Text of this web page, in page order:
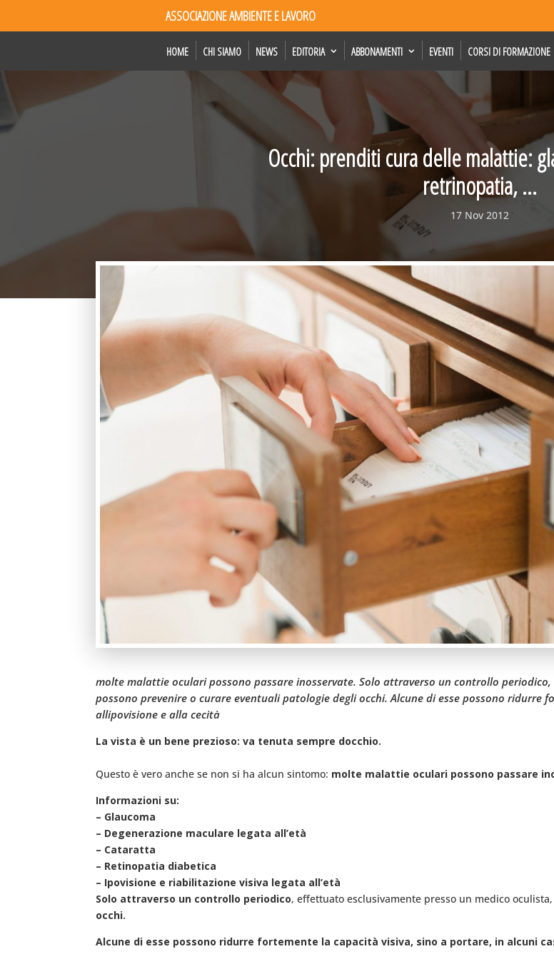
ASSOCIAZIONE AMBIENTE E LAVORO
HOME CHI SIAMO NEWS EDITORIA ABBONAMENTI EVENTI CORSI DI FORMAZIONE
Occhi: prenditi cura delle malattie:
retrinopatia, …
17 Nov 2012
molte malattie oculari possono passare inosservate. Solo attraverso un controllo
possono prevenire o curare eventuali patologie degli occhi. Alcune di esse possono ridurre
allipovisione e alla cecità
La vista è un bene prezioso: va tenuta sempre docchio.
Questo è vero anche se non si ha alcun sintomo: molte malattie oculari possono passare
Informazioni su:
– Glaucoma
– Degenerazione maculare legata all’età
– Cataratta
– Retinopatia diabetica
– Ipovisione e riabilitazione visiva legata all’età
Solo attraverso un controllo periodico, effettuato esclusivamente presso un medico oculista,
occhi.
Alcune di esse possono ridurre fortemente la capacità visiva, sino a portare, in alcuni